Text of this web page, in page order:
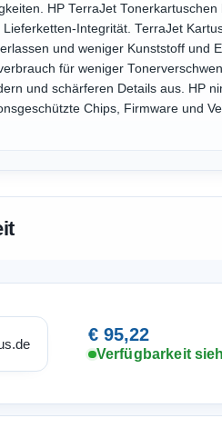
HP TerraJet
Integrität. TerraJet
und weniger Kunststoff und
für weniger
und schärferen Details aus. HP
Chips, Firmware und
€ 95,22
Verfügbarkeit